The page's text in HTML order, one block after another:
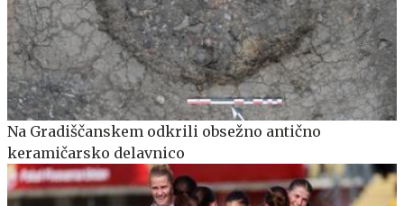
Na Gradiščanskem odkrili obsežno antično
keramičarsko delavnico